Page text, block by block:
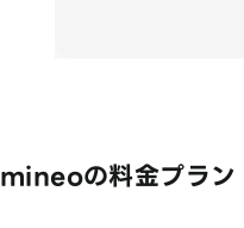
mineoの料金プラン